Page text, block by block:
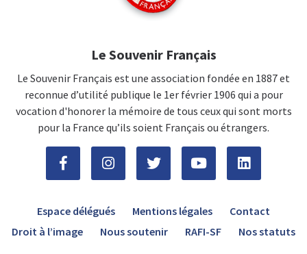
Le Souvenir Français
Le Souvenir Français est une association fondée en 1887 et
reconnue d’utilité publique le 1er février 1906 qui a pour
vocation d'honorer la mémoire de tous ceux qui sont morts
pour la France qu’ils soient Français ou étrangers.
Espace délégués Mentions légales
Contact
Droit à l’image
Nous soutenir RAFI-SF Nos statuts